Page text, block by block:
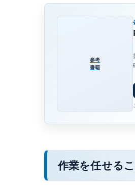
参考
書籍
作業を任せる